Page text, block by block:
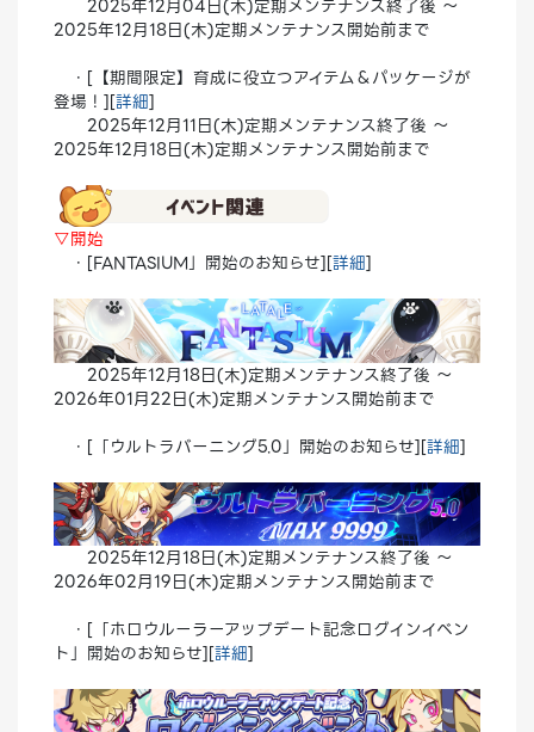
2025年12月04日(木)定期メンテナンス終了後 ～
2025年12月18日(木)定期メンテナンス開始前まで
・[【期間限定】育成に役立つアイテム＆パッケージが
登場！][詳細]
2025年12月11日(木)定期メンテナンス終了後 ～
2025年12月18日(木)定期メンテナンス開始前まで
▽開始
・[FANTASIUM」開始のお知らせ][詳細]
2025年12月18日(木)定期メンテナンス終了後 ～
2026年01月22日(木)定期メンテナンス開始前まで
・[「ウルトラバーニング5.0」開始のお知らせ][詳細]
2025年12月18日(木)定期メンテナンス終了後 ～
2026年02月19日(木)定期メンテナンス開始前まで
・[「ホロウルーラーアップデート記念ログインイベン
ト」開始のお知らせ][詳細]